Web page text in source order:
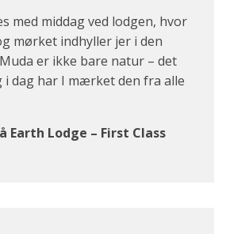
med middag ved lodgen, hvor
mørket indhyller jer i den
er ikke bare natur – det
i dag har I mærket den fra alle
Earth Lodge – First Class